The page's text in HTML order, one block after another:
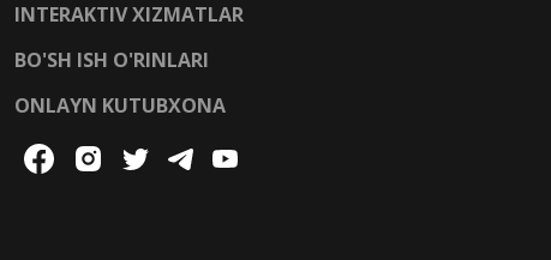
INTERAKTIV XIZMATLAR
BO'SH ISH O'RINLARI
ONLAYN KUTUBXONA